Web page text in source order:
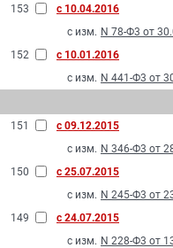
153
с 10.04.2016
с изм. N 78-Ф3 от
152
с 10.01.2016
с изм. N 441-Ф3 от
151
с 09.12.2015
с изм. N 346-Ф3 от
150
с 25.07.2015
с изм. N 245-Ф3 от
149
с 24.07.2015
с изм. N 228-Ф3 от